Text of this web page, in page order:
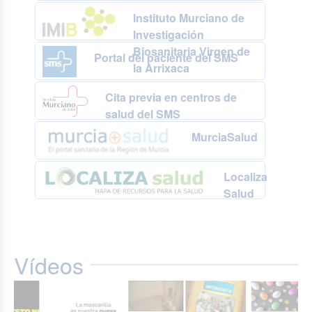
Instituto Murciano de
Investigación
Biosanitaria Virgen de
la Arrixaca
Portal del paciente del SMS
Cita previa en centros de
salud del SMS
MurciaSalud
Localiza
Salud
Vídeos